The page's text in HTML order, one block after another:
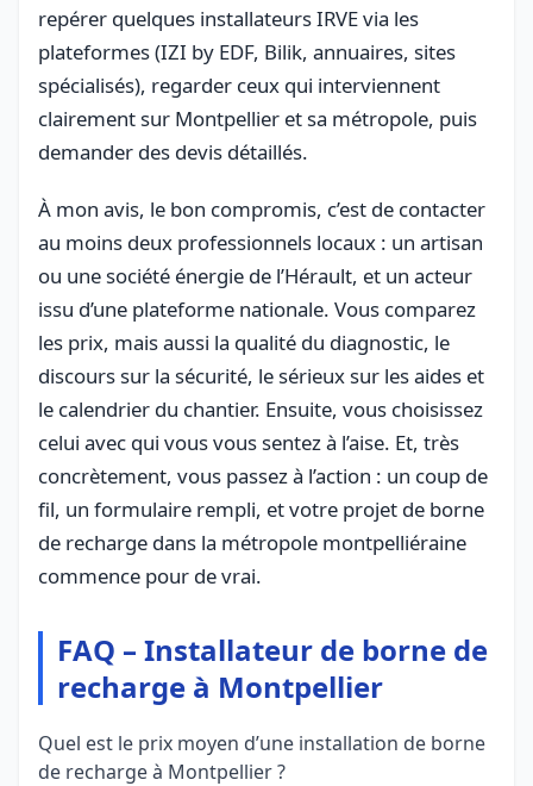
repérer quelques installateurs IRVE via les
plateformes (IZI by EDF, Bilik, annuaires, sites
spécialisés), regarder ceux qui interviennent
clairement sur Montpellier et sa métropole, puis
demander des devis détaillés.
À mon avis, le bon compromis, c’est de contacter
au moins deux professionnels locaux : un artisan
ou une société énergie de l’Hérault, et un acteur
issu d’une plateforme nationale. Vous comparez
les prix, mais aussi la qualité du diagnostic, le
discours sur la sécurité, le sérieux sur les aides et
le calendrier du chantier. Ensuite, vous choisissez
celui avec qui vous vous sentez à l’aise. Et, très
concrètement, vous passez à l’action : un coup de
fil, un formulaire rempli, et votre projet de borne
de recharge dans la métropole montpelliéraine
commence pour de vrai.
FAQ – Installateur de borne de
recharge à Montpellier
Quel est le prix moyen d’une installation de borne
de recharge à Montpellier ?